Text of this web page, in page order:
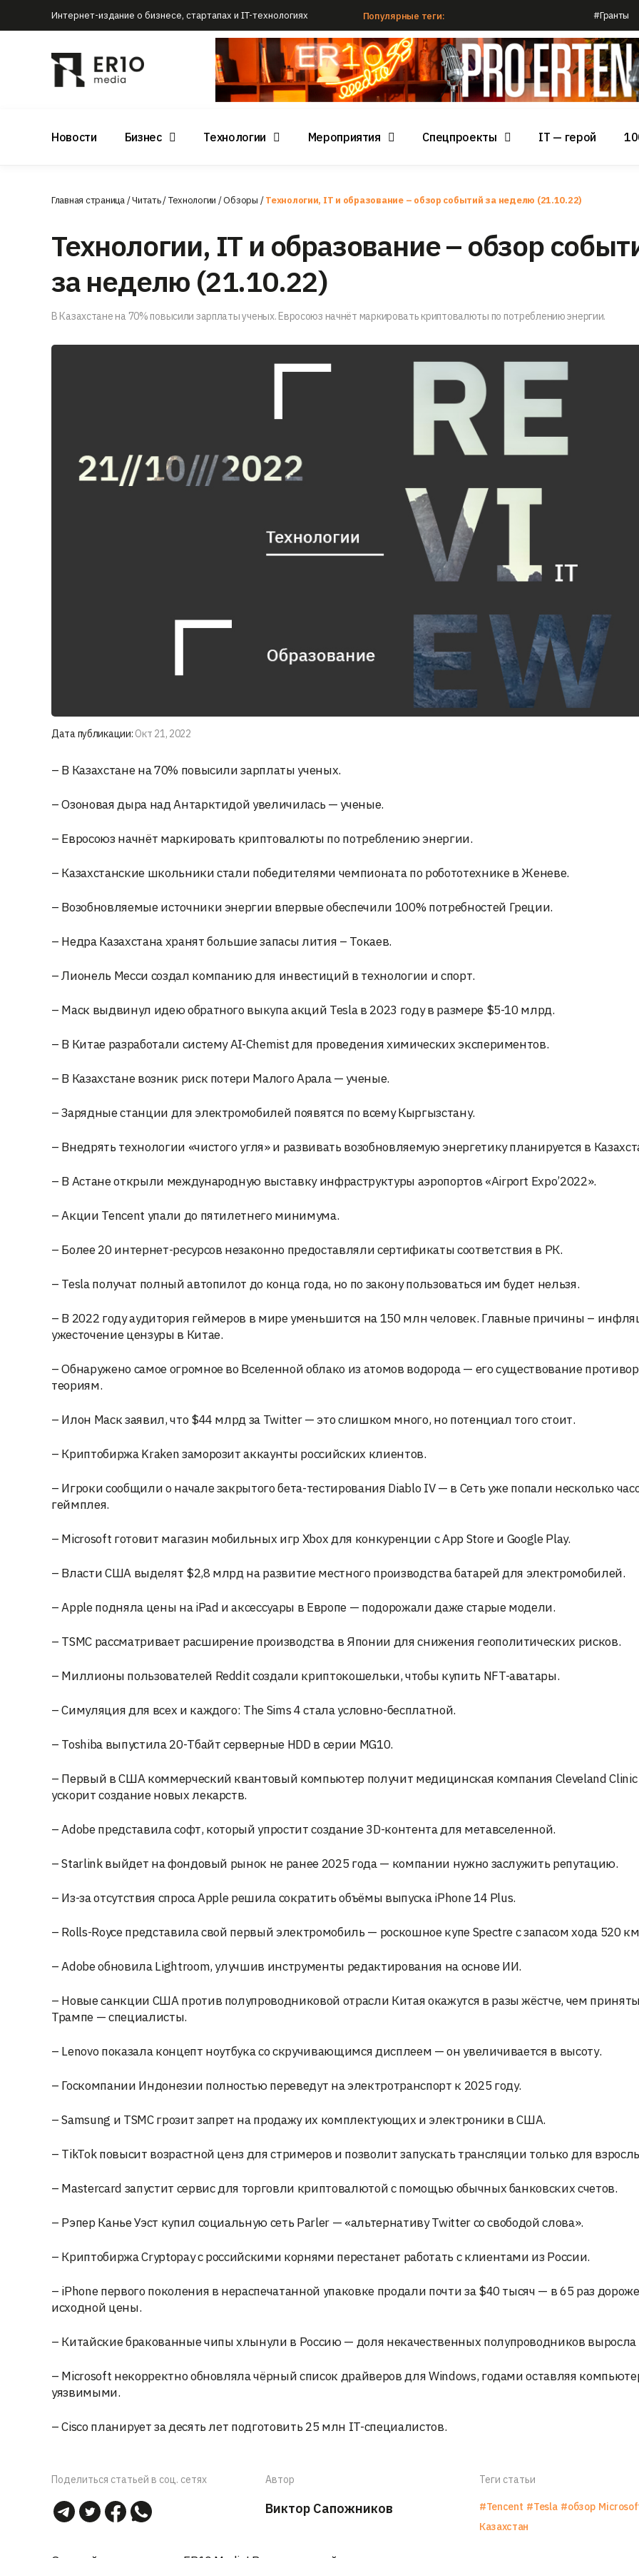
Интернет-издание о бизнесе, стартапах и IT-технологиях Популярные теги: #Гранты
Новости Бизнес Технологии Мероприятия Спецпроекты IT — герой
Главная страница/Читать/Технологии /Обзоры /Технологии, IT и образование – обзор событий за неделю (21.10.22)
Технологии, IT и образование – обзор
за неделю (21.10.22)
В Казахстане на 70% повысили зарплаты ученых. Евросоюз начнёт маркировать криптовалюты по потреблению энергии.
Дата публикации: Окт 21, 2022
– В Казахстане на 70% повысили зарплаты ученых.
– Озоновая дыра над Антарктидой увеличилась — ученые.
– Евросоюз начнёт маркировать криптовалюты по потреблению энергии.
– Казахстанские школьники стали победителями чемпионата по робототехнике в Женеве.
– Возобновляемые источники энергии впервые обеспечили 100% потребностей Греции.
– Недра Казахстана хранят большие запасы лития – Токаев.
– Лионель Месси создал компанию для инвестиций в технологии и спорт.
– Маск выдвинул идею обратного выкупа акций Tesla в 2023 году в размере $5-10 млрд.
– В Китае разработали систему AI-Chemist для проведения химических экспериментов.
– В Казахстане возник риск потери Малого Арала — ученые.
– Зарядные станции для электромобилей появятся по всему Кыргызстану.
– Внедрять технологии «чистого угля» и развивать возобновляемую энергетику планируется в
– В Астане открыли международную выставку инфраструктуры аэропортов «Airport Expo’2022».
– Акции Tencent упали до пятилетнего минимума.
– Более 20 интернет-ресурсов незаконно предоставляли сертификаты соответствия в РК.
– Tesla получат полный автопилот до конца года, но по закону пользоваться им будет нельзя.
– В 2022 году аудитория геймеров в мире уменьшится на 150 млн человек. Главные причины –
ужесточение цензуры в Китае.
– Обнаружено самое огромное во Вселенной облако из атомов водорода — его существование
теориям.
– Илон Маск заявил, что $44 млрд за Twitter — это слишком много, но потенциал того стоит.
– Криптобиржа Kraken заморозит аккаунты российских клиентов.
– Игроки сообщили о начале закрытого бета-тестирования Diablo IV — в Сеть уже попали несколько
геймплея.
– Microsoft готовит магазин мобильных игр Xbox для конкуренции с App Store и Google Play.
– Власти США выделят $2,8 млрд на развитие местного производства батарей для электромобилей.
– Apple подняла цены на iPad и аксессуары в Европе — подорожали даже старые модели.
– TSMC рассматривает расширение производства в Японии для снижения геополитических рисков.
– Миллионы пользователей Reddit создали криптокошельки, чтобы купить NFT-аватары.
– Симуляция для всех и каждого: The Sims 4 стала условно-бесплатной.
– Toshiba выпустила 20-Тбайт серверные HDD в серии MG10.
– Первый в США коммерческий квантовый компьютер получит медицинская компания Cleveland
ускорит создание новых лекарств.
– Adobe представила софт, который упростит создание 3D-контента для метавселенной.
– Starlink выйдет на фондовый рынок не ранее 2025 года — компании нужно заслужить репутацию.
– Из-за отсутствия спроса Apple решила сократить объёмы выпуска iPhone 14 Plus.
– Rolls-Royce представила свой первый электромобиль — роскошное купе Spectre с запасом хода 520
– Adobe обновила Lightroom, улучшив инструменты редактирования на основе ИИ.
– Новые санкции США против полупроводниковой отрасли Китая окажутся в разы жёстче, чем
Трампе — специалисты.
– Lenovo показала концепт ноутбука со скручивающимся дисплеем — он увеличивается в высоту.
– Госкомпании Индонезии полностью переведут на электротранспорт к 2025 году.
– Samsung и TSMC грозит запрет на продажу их комплектующих и электроники в США.
– TikTok повысит возрастной ценз для стримеров и позволит запускать трансляции только для
– Mastercard запустит сервис для торговли криптовалютой с помощью обычных банковских счетов.
– Рэпер Канье Уэст купил социальную сеть Parler — «альтернативу Twitter со свободой слова».
– Криптобиржа Сryptopay с российскими корнями перестанет работать с клиентами из России.
– iPhone первого поколения в нераспечатанной упаковке продали почти за $40 тысяч — в 65 раз дороже
исходной цены.
– Китайские бракованные чипы хлынули в Россию — доля некачественных полупроводников выросла
– Microsoft некорректно обновляла чёрный список драйверов для Windows, годами оставляя
уязвимыми.
– Cisco планирует за десять лет подготовить 25 млн IT-специалистов.
Поделиться статьей в соц. сетях Автор
Виктор Сапожников
Теги статьи
#Tencent #Tesla #обзор
Казахстан